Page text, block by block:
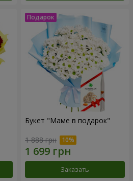
Букет "Маме в подарок"
1 888 грн
Заказать